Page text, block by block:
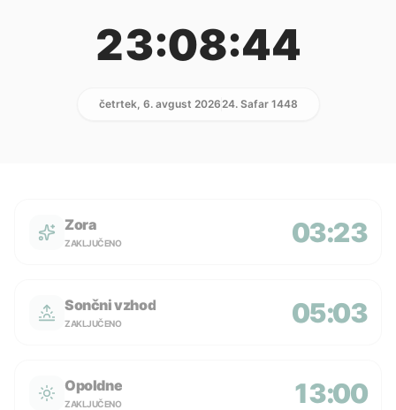
23:08:44
četrtek, 6. avgust 202624. Safar 1448
Zora
ZAKLJUČENO 03:23
Sončni vzhod
ZAKLJUČENO 05:03
Opoldne
ZAKLJUČENO 13:00